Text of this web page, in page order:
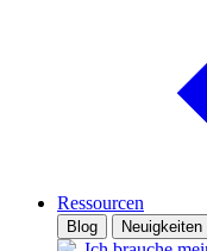
Ressourcen
Blog Neuigkeiten